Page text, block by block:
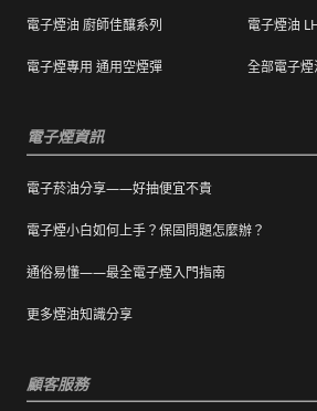
本站商品屬於食品類，基
有非人為造成的破壞、損
電子煙油 廚師佳釀系列 電子煙油
電子煙專用 通用空煙彈 全部電子
電子煙資訊
電子菸油分享——好抽便宜不貴
電子煙小白如何上手？保固問題怎麼辦？
通俗易懂——最全電子煙入門指南
更多煙油知識分享
顧客服務